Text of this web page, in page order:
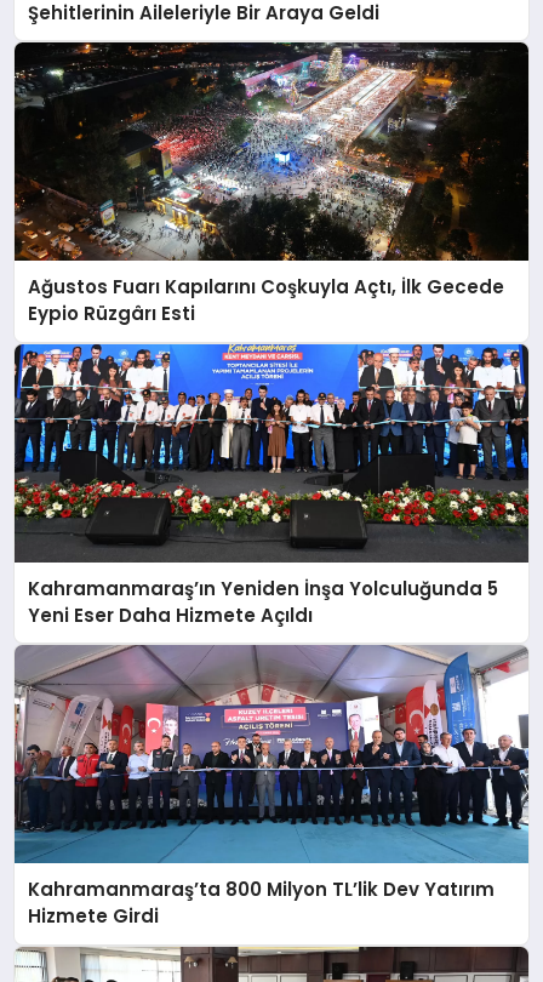
Şehitlerinin Aileleriyle Bir Araya Geldi
Ağustos Fuarı Kapılarını Coşkuyla Açtı, İlk Gecede
Eypio Rüzgârı Esti
Kahramanmaraş’ın Yeniden İnşa Yolculuğunda 5
Yeni Eser Daha Hizmete Açıldı
Kahramanmaraş’ta 800 Milyon TL’lik Dev Yatırım
Hizmete Girdi